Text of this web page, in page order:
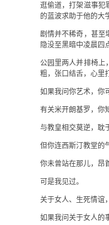
逛偷道，打架滋事犯
的蓝波求助于他的大
剧情并不稀奇，甚至
隐没至黑暗中凌晨四
公园里两人并排椅上
粗，张口结舌，心里
如果我问你艺术，你
有关米开朗基罗，你
与教皇相交莫逆，耽
但你连西斯汀教堂的
你未曾站在那儿，昂
可是我见过。
关于女人、生死情谊
如果我问关于女人的